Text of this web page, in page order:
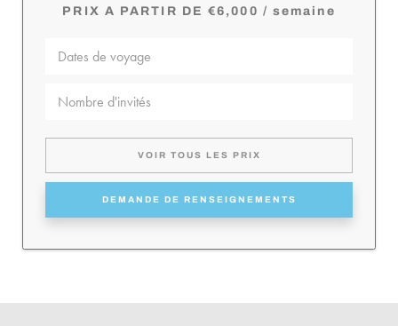
PRIX A PARTIR DE €6,000 / semaine
VOIR TOUS LES PRIX
DEMANDE DE RENSEIGNEMENTS